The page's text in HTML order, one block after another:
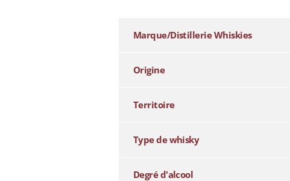
Marque/Distillerie Whiskies
Origine
Territoire
Type de whisky
Degré d'alcool